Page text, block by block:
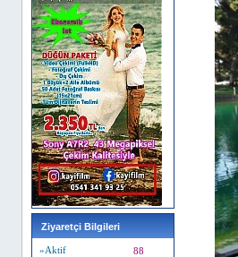
Ziyaretçi Bilgileri
»Aktif
88